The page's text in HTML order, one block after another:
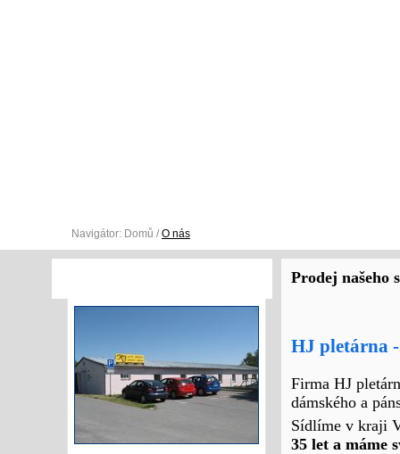
Navigátor: Domů / O nás
Prodej našeho
HJ pletárna
Firma HJ
dámského a
Sídlíme v kraji
35 let a máme